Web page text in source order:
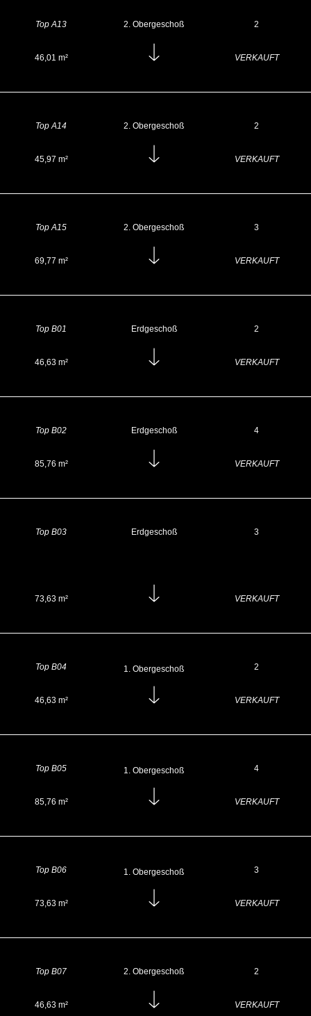
Top A13 2. Obergeschoß 2
46,01 m² VERKAUFT
Top A14 2. Obergeschoß 2
45,97 m² VERKAUFT
Top A15 2. Obergeschoß 3
69,77 m² VERKAUFT
Top B01 Erdgeschoß 2
46,63 m² VERKAUFT
Top B02 Erdgeschoß 4
85,76 m² VERKAUFT
Top B03 Erdgeschoß 3
73,63 m² VERKAUFT
Top B04 Obergeschoß 2
46,63 m² VERKAUFT
Top B05 Obergeschoß 4
85,76 m² VERKAUFT
Top B06 Obergeschoß 3
73,63 m² VERKAUFT
Top B07 2. Obergeschoß 2
46,63 m² VERKAUFT